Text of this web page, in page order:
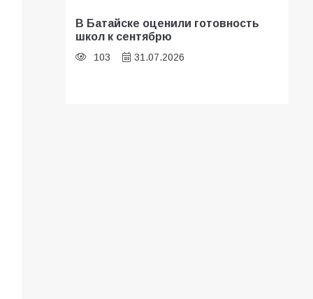
В Батайске оценили готовность
школ к сентябрю
103 31.07.2026